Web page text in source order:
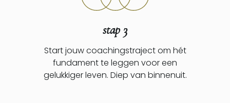
stap 3
Start jouw coachingstraject om hét
fundament te leggen voor een
gelukkiger leven. Diep van binnenuit.